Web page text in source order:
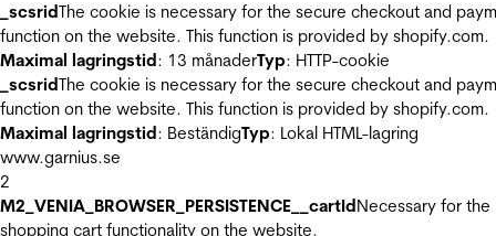
_scsridThe cookie is necessary for the secure checkout and
function on the website. This function is provided by shopify.com.
Maximal lagringstid: 13 månaderTyp: HTTP-cookie
_scsridThe cookie is necessary for the secure checkout and
function on the website. This function is provided by shopify.com.
Maximal lagringstid: BeständigTyp: Lokal HTML-lagring
www.garnius.se
2
M2_VENIA_BROWSER_PERSISTENCE__cartIdNecessary for the
shopping cart functionality on the website.